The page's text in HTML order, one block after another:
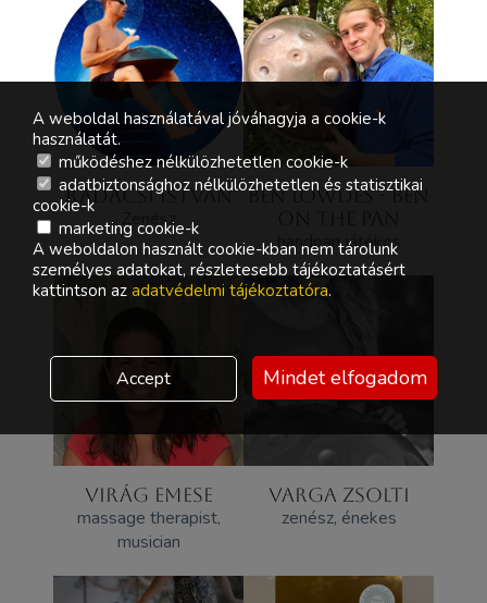
RADÁCSI ISTVÁN
Zenész
BEN LOWDES - BEN
handpan játékos
VIRÁG EMESE
massage therapist,
musician
VARGA ZSOLTI
zenész, énekes
A weboldal használatával jóváhagyja a cookie-k
használatát.
működéshez nélkülözhetetlen cookie-k
adatbiztonsághoz nélkülözhetetlen és statisztikai
cookie-k
marketing cookie-k
A weboldalon használt cookie-kban nem tárolunk
személyes adatokat, részletesebb tájékoztatásért
kattintson az adatvédelmi tájékoztatóra.
Accept Mindet elfogadom